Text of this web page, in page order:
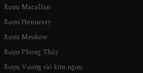
Rượu Macallan
Rượu Hennessy
Rượu Meukow
Rượu Phong Thủy
Rượu Vương tài kim ngưu